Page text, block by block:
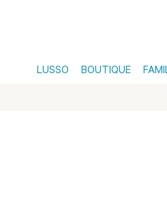
LUSSO BOUTIQUE